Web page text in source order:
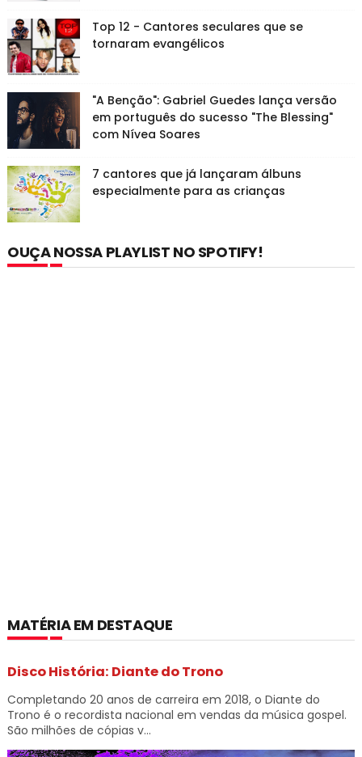
Top 12 - Cantores seculares que se
tornaram evangélicos
"A Benção": Gabriel Guedes lança versão
em português do sucesso "The Blessing"
com Nívea Soares
7 cantores que já lançaram álbuns
especialmente para as crianças
OUÇA NOSSA PLAYLIST NO SPOTIFY!
MATÉRIA EM DESTAQUE
Disco História: Diante do Trono
Completando 20 anos de carreira em 2018, o Diante do
Trono é o recordista nacional em vendas da música gospel.
São milhões de cópias v...